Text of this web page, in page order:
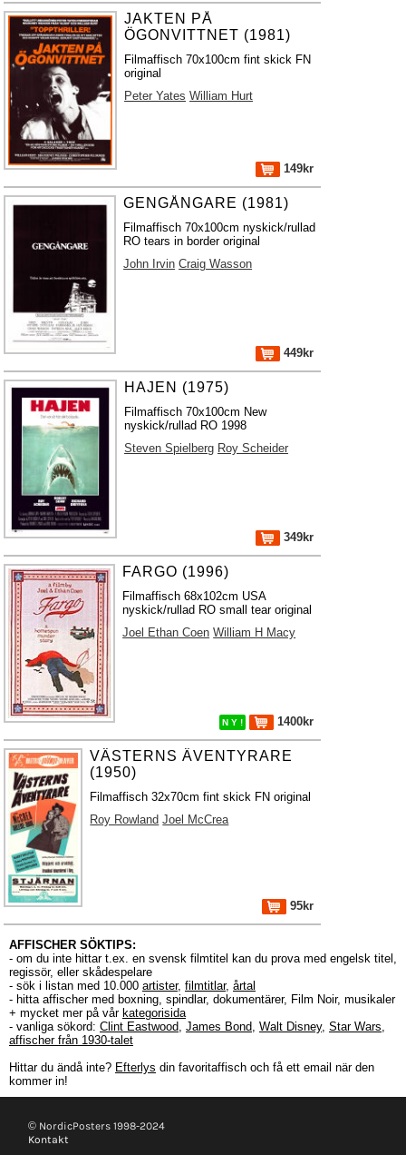
JAKTEN PÅ
ÖGONVITTNET (1981)
Filmaffisch 70x100cm fint skick FN
original
Peter Yates William Hurt
149kr
GENGÅNGARE (1981)
Filmaffisch 70x100cm nyskick/rullad
RO tears in border original
John Irvin Craig Wasson
449kr
HAJEN (1975)
Filmaffisch 70x100cm New
nyskick/rullad RO 1998
Steven Spielberg Roy Scheider
349kr
FARGO (1996)
Filmaffisch 68x102cm USA
nyskick/rullad RO small tear original
Joel Ethan Coen William H Macy
N Y ! 1400kr
VÄSTERNS ÄVENTYRARE
(1950)
Filmaffisch 32x70cm fint skick FN original
Roy Rowland Joel McCrea
95kr
AFFISCHER SÖKTIPS:
- om du inte hittar t.ex. en svensk filmtitel kan du prova med engelsk titel,
regissör, eller skådespelare
- sök i listan med 10.000 artister, filmtitlar, årtal
- hitta affischer med boxning, spindlar, dokumentärer, Film Noir, musikaler
+ mycket mer på vår kategorisida
- vanliga sökord: Clint Eastwood, James Bond, Walt Disney, Star Wars,
affischer från 1930-talet
Hittar du ändå inte? Efterlys din favoritaffisch och få ett email när den
kommer in!
© NordicPosters 1998-2024
Kontakt